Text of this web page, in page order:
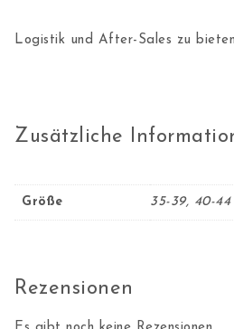
Logistik und After-Sales zu
Zusätzliche
Größe 35-39, 40-44
Rezensionen